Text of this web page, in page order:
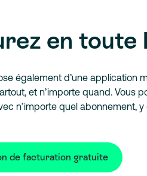
en toute
également d’une application
et n’importe quand. Vous
n’importe quel abonnement,
de facturation gratuite